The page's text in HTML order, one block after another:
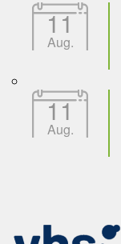
11
Aug.
11
Aug.